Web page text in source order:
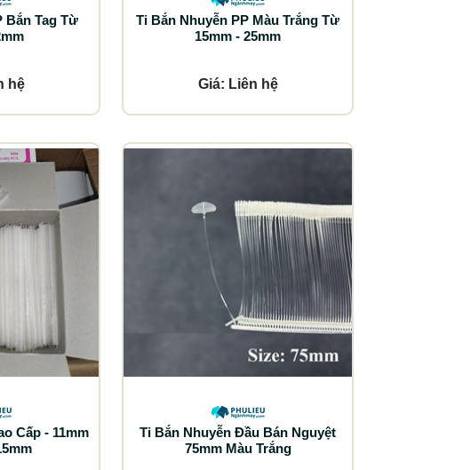
Bắn Tag Từ
hệ
Ti Bắn Nhuyễn PP Màu Trắng Từ
15mm - 25mm
Giá: Liên hệ
Cấp - 11mm
Ti Bắn Nhuyễn Đầu Bán Nguyệt
75mm Màu Trắng